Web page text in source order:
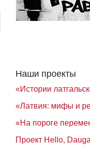
Наши проекты
«Истории
«Латвия: мифы и
«На пороге
Проект Hello,